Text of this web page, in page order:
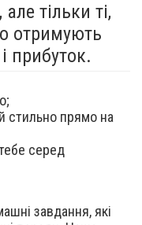
тільки ті,
отримують
прибуток.
стильно прямо на
серед
завдання, які